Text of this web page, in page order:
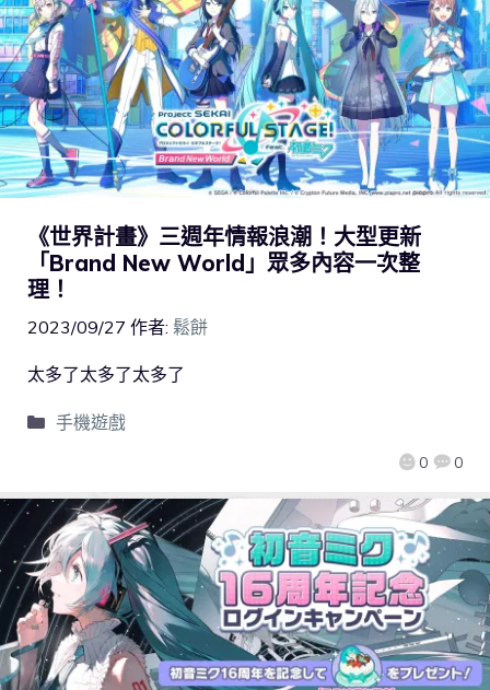
《世界計畫》三週年情報浪潮！大型更新
「Brand New World」眾多內容一次整
理！
2023/09/27 作者: 鬆餅
0 0
太多了太多了太多了
手機遊戲